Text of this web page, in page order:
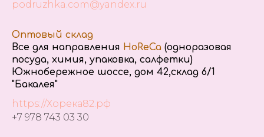
podruzhka.com@yandex.ru
Оптовый склад
Все для направления HoReCa (одноразовая
посуда, химия, упаковка, салфетки)
Южнобережное шоссе, дом 42,склад 6/1
"Бакалея"
https://Хорека82.рф
+7 978 743 03 30